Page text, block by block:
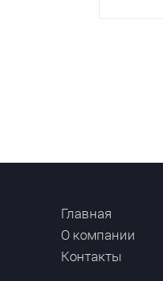
Главная
О компании
Контакты